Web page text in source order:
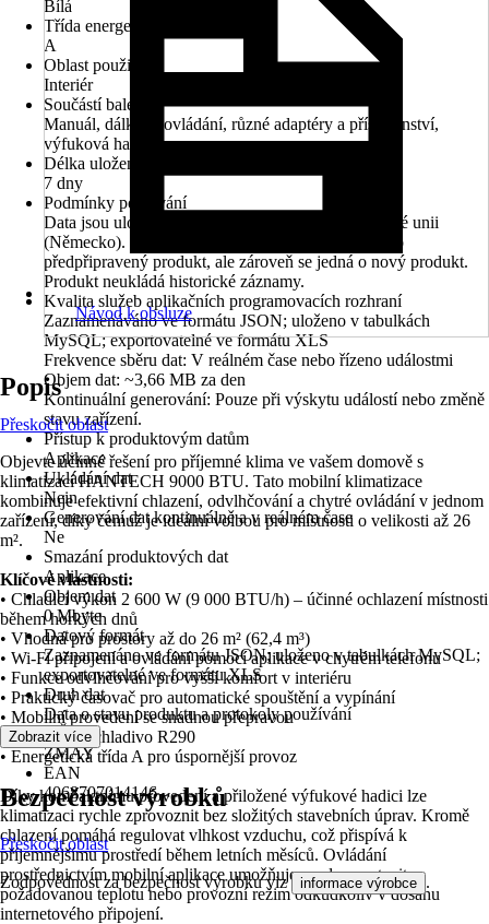
Bílá
Třída energetické náročnosti
A
Oblast použití
Interiér
Součástí balení
Manuál, dálkové ovládání, různé adaptéry a příslušenství,
výfuková hadice
Délka uložení
7 dny
Podmínky používání
Data jsou uložena na externích serverech v Evropské unii
(Německo). Data o stejném produktu lze použít jako
předpřipravený produkt, ale zároveň se jedná o nový produkt.
Produkt neukládá historické záznamy.
Kvalita služeb aplikačních programovacích rozhraní
Zaznamenáváno ve formátu JSON; uloženo v tabulkách
MySQL; exportovatelné ve formátu XLS
Frekvence sběru dat: V reálném čase nebo řízeno událostmi
Objem dat: ~3,66 MB za den
Kontinuální generování: Pouze při výskytu událostí nebo změně
stavu zařízení.
Přístup k produktovým datům
Aplikace
Ukládání dat
Nein
Generování dat kontinuálně a v reálném čase
Ne
Smazání produktových dat
Aplikace
Objem dat
0 Mbyte
Datový formát
Zaznamenáno ve formátu JSON; uloženo v tabulkách MySQL;
exportovatelné ve formátu XLS
Druh dat
Data o stavu produktu a protokoly používání
KČZ
ZMAY
EAN
4068707014146
Návod k obsluze
Popis
Přeskočit oblast
Objevte účinné řešení pro příjemné klima ve vašem domově s
klimatizací HANTECH 9000 BTU. Tato mobilní klimatizace
kombinuje efektivní chlazení, odvlhčování a chytré ovládání v jednom
zařízení, díky čemuž je ideální volbou pro místnosti o velikosti až 26
m².
Klíčové vlastnosti:
• Chladicí výkon 2 600 W (9 000 BTU/h) – účinné ochlazení místnosti
během horkých dnů
• Vhodná pro prostory až do 26 m² (62,4 m³)
• Wi-Fi připojení a ovládání pomocí aplikace v chytrém telefonu
• Funkce odvlhčování pro vyšší komfort v interiéru
• Praktický časovač pro automatické spouštění a vypínání
• Mobilní provedení se snadnou přepravou
• Ekologické chladivo R290
• Energetická třída A pro úspornější provoz
Díky kompaktnímu provedení a přiložené výfukové hadici lze
klimatizaci rychle zprovoznit bez složitých stavebních úprav. Kromě
chlazení pomáhá regulovat vlhkost vzduchu, což přispívá k
příjemnějšímu prostředí během letních měsíců. Ovládání
prostřednictvím mobilní aplikace umožňuje snadno nastavit
požadovanou teplotu nebo provozní režim odkudkoliv v dosahu
internetového připojení.
Zobrazit více
Bezpečnost výrobků
Přeskočit oblast
Zodpovědnost za bezpečnost výrobku viz informace výrobce .